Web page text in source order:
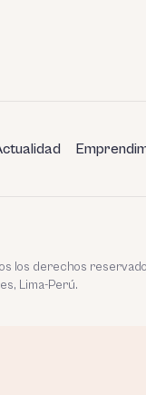
los derechos
Lima-Perú.